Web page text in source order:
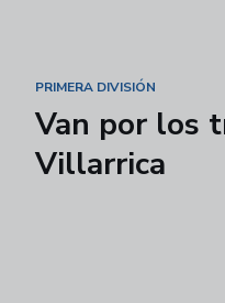
PRIMERA DIVISIÓN
Van por los
Villarrica